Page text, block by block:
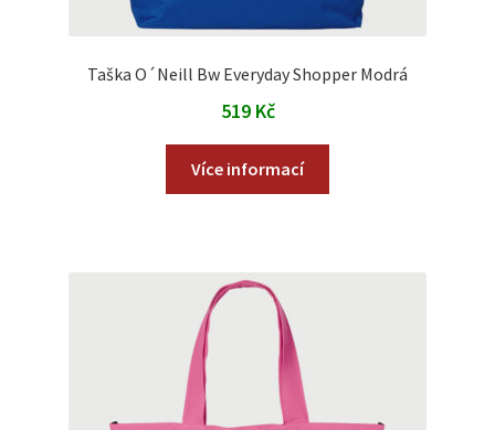
Taška O´Neill Bw Everyday Shopper Modrá
519 Kč
Více informací